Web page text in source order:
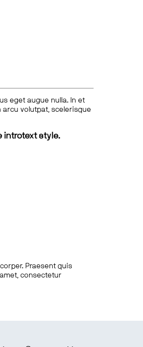
eget augue nulla. In et
arcu volutpat, scelerisque
introtext style.
Praesent quis
consectetur